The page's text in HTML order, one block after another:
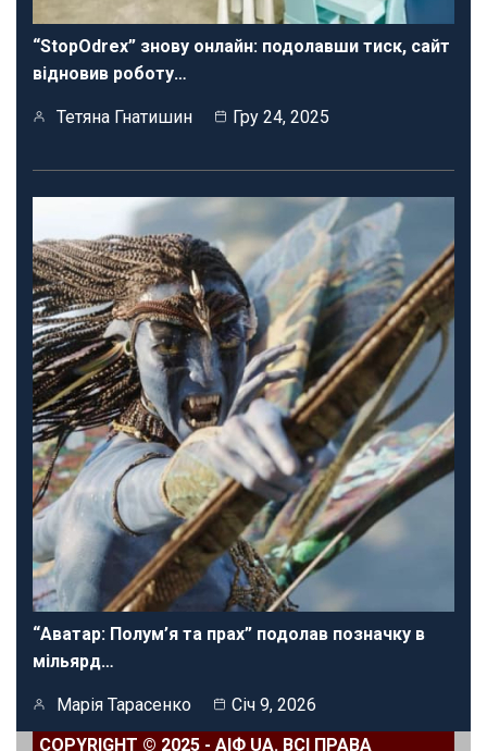
“StopOdrex” знову онлайн: подолавши тиск, сайт
відновив роботу…
Тетяна Гнатишин Гру 24, 2025
“Аватар: Полум’я та прах” подолав позначку в
мільярд…
Марія Тарасенко
Січ 9, 2026
COPYRIGHT © 2025 - АІФ UA. ВСІ ПРАВА